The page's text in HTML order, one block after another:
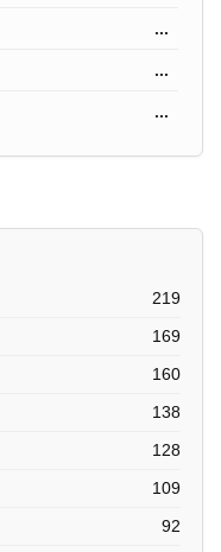
...
...
...
219
169
160
138
128
109
92